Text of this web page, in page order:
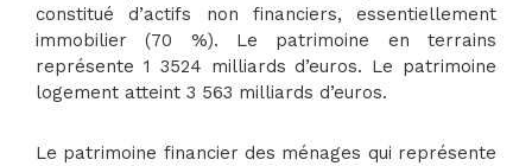
constitué d’actifs non financiers, essentiellement
immobilier (70 %). Le patrimoine en terrains
représente 1 3524 milliards d’euros. Le patrimoine
logement atteint 3 563 milliards d’euros.
Le patrimoine financier des ménages qui représente